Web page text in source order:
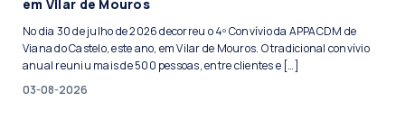
em Vilar de Mouros
No dia 30 de julho de 2026 decorreu o 4º Convívio da APPACDM de
Viana do Castelo, este ano, em Vilar de Mouros. O tradicional convívio
anual reuniu mais de 500 pessoas, entre clientes e […]
03-08-2026